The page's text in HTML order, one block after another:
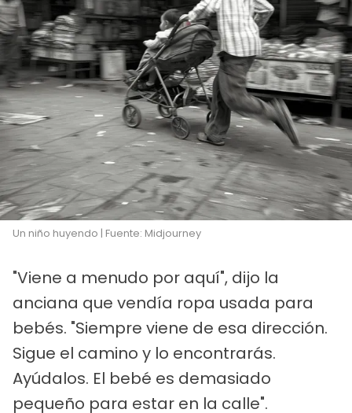
Un niño huyendo | Fuente: Midjourney
"Viene a menudo por aquí", dijo la
anciana que vendía ropa usada para
bebés. "Siempre viene de esa dirección.
Sigue el camino y lo encontrarás.
Ayúdalos. El bebé es demasiado
pequeño para estar en la calle".